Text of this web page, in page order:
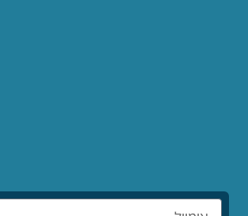
מאמרים אחרונים